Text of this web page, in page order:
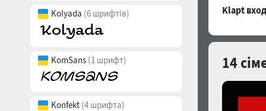
Kolyada (6 шрифтів)
KomSans (1 шрифт)
Konfekt (4 шрифта)
Klapt
14